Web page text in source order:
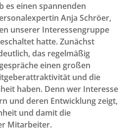
es einen spannenden
Anja Schröer,
unserer Interessengruppe
hatte. Zunächst
das regelmäßig
einen großen
und die
haben. Denn wer Interesse
und deren Entwicklung zeigt,
und damit die
Mitarbeiter.